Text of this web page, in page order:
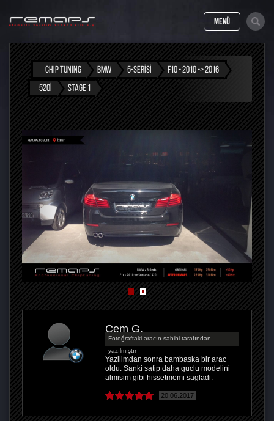
MENÜ
CHIP TUNING BMW 5-SERISI
F10 - 2010 -> 2016
520I
STAGE 1
Cem G.
Fotoğraftaki aracın sahibi tarafından
yazılmıştır
Yazilimdan sonra bambaska bir arac
oldu. Sanki satip daha guclu modelini
almisim gibi hissetmemi sagladi.
20.06.2017